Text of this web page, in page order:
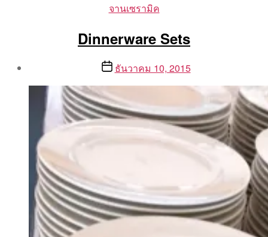
Categories
จานเซรามิค
Dinnerware Sets
By
Aea
Postธันวาคม 10, 2015